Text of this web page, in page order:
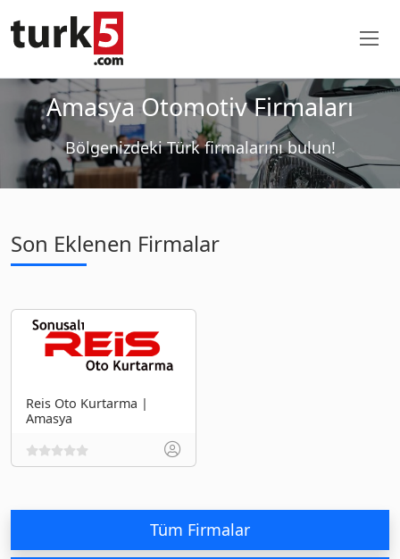
Amasya Otomotiv Firmaları
Bölgenizdeki Türk firmalarını bulun!
Son Eklenen Firmalar
Reis Oto Kurtarma |
Amasya
Tüm Firmalar